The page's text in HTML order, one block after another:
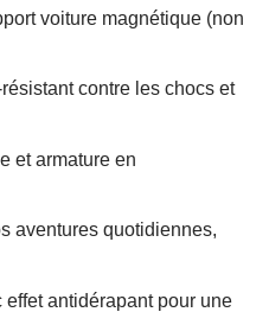
voiture magnétique (non
contre les chocs et
et armature en
aventures quotidiennes,
antidérapant pour une